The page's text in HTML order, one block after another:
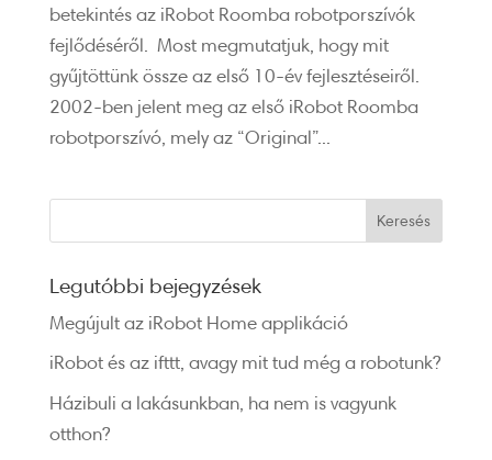
betekintés az iRobot Roomba robotporszívók
fejlődéséről. Most megmutatjuk, hogy mit
gyűjtöttünk össze az első 10-év fejlesztéseiről.
2002-ben jelent meg az első iRobot Roomba
robotporszívó, mely az “Original”...
Legutóbbi bejegyzések
Megújult az iRobot Home applikáció
iRobot és az ifttt, avagy mit tud még a robotunk?
Házibuli a lakásunkban, ha nem is vagyunk
otthon?